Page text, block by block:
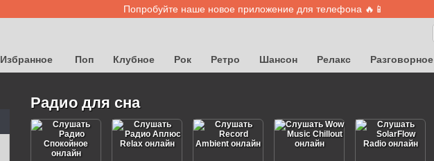
Попробуйте наше новое приложение для телефона 🔥📱
Избранное Поп Клубное Рок Ретро Шансон Релакс Разговорное
Радио для сна